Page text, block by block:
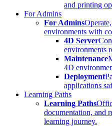
and printing
For Admins
For Admins
environments with
4D Server
environments
Maintenance
4D
Deployment
applications
Learning Paths
Learning Paths
documentation, and
learning journey.